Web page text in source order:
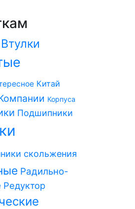
Втулки
Китай
Корпуса
Подшипники
скольжения
Радильно-
Редуктор